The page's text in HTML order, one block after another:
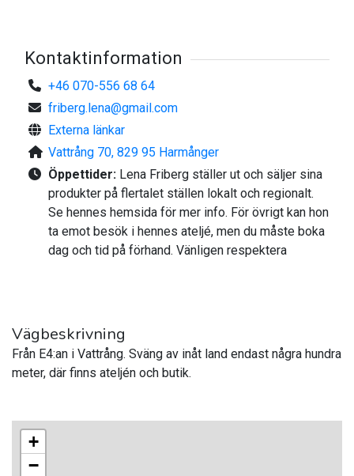
Varmt Välkomna!
Tel: 070-556 68 64
Kontaktperson: Lena Friberg
Kontaktinformation
+46 070-556 68 64
friberg.lena@gmail.com
Externa länkar
Vattrång 70, 829 95 Harmånger
Öppettider: Lena Friberg ställer ut och säljer sina
produkter på flertalet ställen lokalt och regionalt.
Se hennes hemsida för mer info. För övrigt kan hon
ta emot besök i hennes ateljé, men du måste boka
dag och tid på förhand. Vänligen respektera
Vägbeskrivning
Från E4:an i Vattrång. Sväng av inåt land endast några hundra
meter, där finns ateljén och butik.
+
−